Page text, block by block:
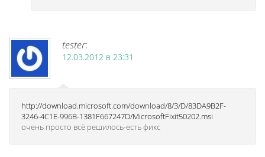
tester:
12.03.2012 в 23:31
http://download.microsoft.com/download/8/3/D/83DA9B2F-
3246-4C1E-996B-1381F667247D/MicrosoftFixit50202.msi
очень просто всё решилось-есть фикс